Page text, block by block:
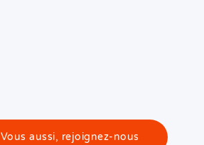
Vous aussi, rejoignez-nous